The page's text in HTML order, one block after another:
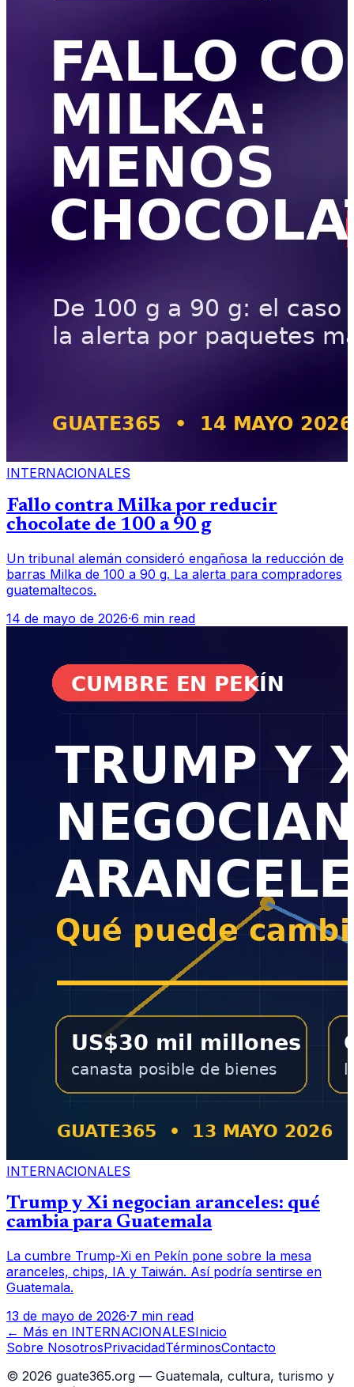
INTERNACIONALES
Fallo contra Milka por reducir
chocolate de 100 a 90 g
Un tribunal alemán consideró engañosa la reducción de
barras Milka de 100 a 90 g. La alerta para compradores
guatemaltecos.
14 de mayo de 2026·6 min read
INTERNACIONALES
Trump y Xi negocian aranceles: qué
cambia para Guatemala
La cumbre Trump-Xi en Pekín pone sobre la mesa
aranceles, chips, IA y Taiwán. Así podría sentirse en
Guatemala.
13 de mayo de 2026·7 min read
← Más en INTERNACIONALESInicio
Sobre NosotrosPrivacidadTérminosContacto
© 2026 guate365.org — Guatemala, cultura, turismo y